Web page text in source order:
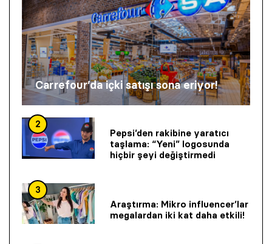
Carrefour’da içki satışı sona eriyor!
2
Pepsi’den rakibine yaratıcı
taşlama: “Yeni” logosunda
hiçbir şeyi değiştirmedi
3
Araştırma: Mikro influencer’lar
megalardan iki kat daha etkili!